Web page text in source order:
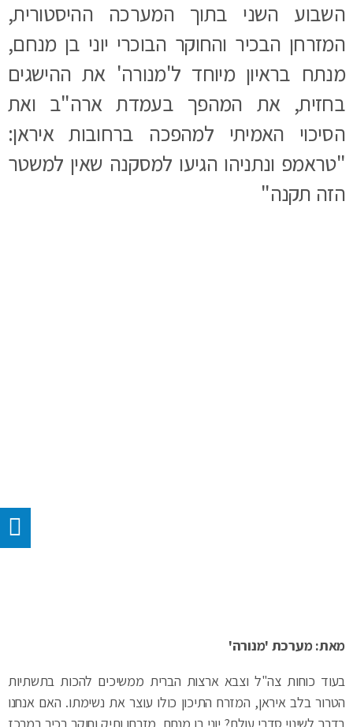
השבוע השני בתוך המערכה ההיסטורית,
המזרחן הבכיר והחוקר הבוכרי יוני בן מנחם,
מנתח בראיון מיוחד ל'מנורה' את ההישגים
בחזית, את המהפך בעמדת ארה"ב ואת
הסיכוי האמיתי למהפכה ברחובות איראן:
"טראמפ ונתניהו הגיעו למסקנה שאין למשטר
הזה תקנה"
מאת: מערכת 'מנורה'
בעוד כוחות צה"ל וצבא ארצות הברית ממשיכים להכות בתשתיות
הטרור בלב איראן, המזרח התיכון כולו עוצר את נשימתו. האם אנחנו